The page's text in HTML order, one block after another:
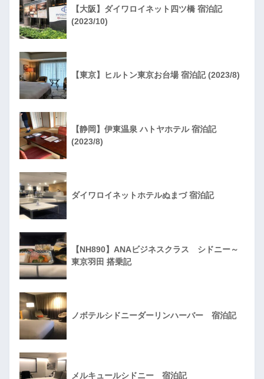
【大阪】ダイワロイネット四ツ橋 宿泊記
(2023/10)
【東京】ヒルトン東京お台場 宿泊記 (2023/8)
【静岡】伊東温泉 ハトヤホテル 宿泊記
(2023/8)
ダイワロイネットホテルぬまづ 宿泊記
【NH890】ANAビジネスクラス シドニー～
東京羽田 搭乗記
ノボテルシドニーダーリンハーバー 宿泊記
メルキュールシドニー 宿泊記